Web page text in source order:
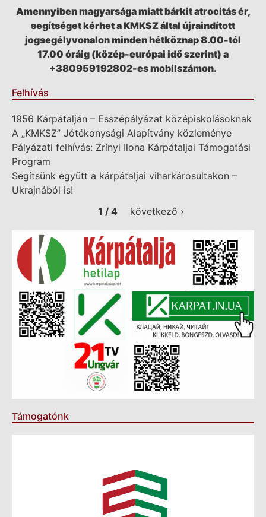
Amennyiben magyarsága miatt bárkit atrocitás ér,
segítséget kérhet a KMKSZ által újraindított
jogsegélyvonalon minden hétköznap 8.00-tól
17.00 óráig (közép-európai idő szerint) a
+380959192802-es mobilszámon.
Felhívás
1956 Kárpátalján – Esszépályázat középiskolásoknak
A „KMKSZ” Jótékonysági Alapítvány közleménye
Pályázati felhívás: Zrínyi Ilona Kárpátaljai Támogatási
Program
Segítsünk együtt a kárpátaljai viharkárosultakon –
Ukrajnából is!
1 / 4
következő ›
Támogatónk